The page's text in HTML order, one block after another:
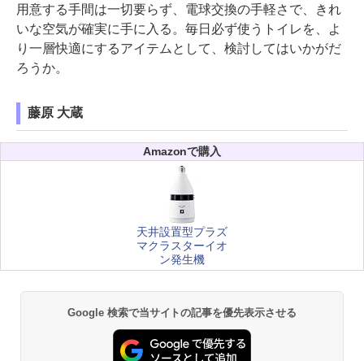
用意する手間は一切要らず、電球交換の手軽さで、きれ
いな空気が確実に手に入る。毎日必ず使うトイレを、よ
り一層快適にするアイテムとして、検討してはいかがだ
ろうか。
藤原 大蔵
Amazonで購入
天井設置型プラズ
マクラスターイオ
ン発生機
Google 検索で当サイトの記事を優先表示させる